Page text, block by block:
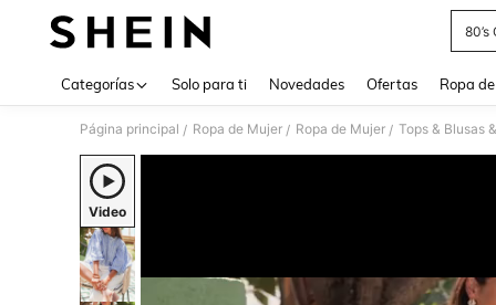
80’s
Categorías Solo para ti Novedades Ofertas Ropa
Página principal / Ropa de Mujer / Ropa de Mujer / Tops & Blusas
Video